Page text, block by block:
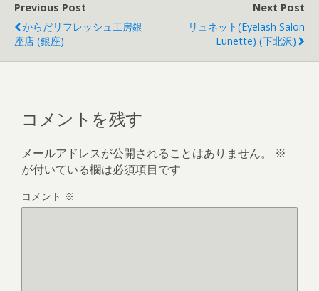
Previous Post
からだリフレッシュ工房銀
座店 (銀座)
Next Post
リュネット(Eyelash Salon
Lunette) (下北沢)
コメントを残す
メールアドレスが公開されることはありません。
※
が付いている欄は必須項目です
コメント ※